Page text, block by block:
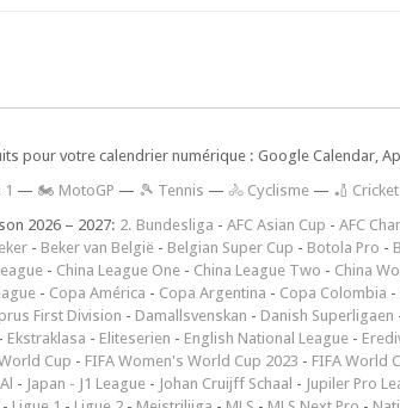
pour votre calendrier numérique : Google Calendar,
— 🏍 MotoGP — 🎾 Tennis — 🚴 Cyclisme — 🏏 Cricket
2026 – 2027: 2. Bundesliga - AFC Asian Cup - AFC
- Beker van België - Belgian Super Cup - Botola Pro -
- China League One - China League Two - China
- Copa América - Copa Argentina - Copa Colombia -
First Division - Damallsvenskan - Danish Superligaen
- Ekstraklasa - Eliteserien - English National League -
Cup - FIFA Women's World Cup 2023 - FIFA World
- Japan - J1 League - Johan Cruijff Schaal - Jupiler Pro